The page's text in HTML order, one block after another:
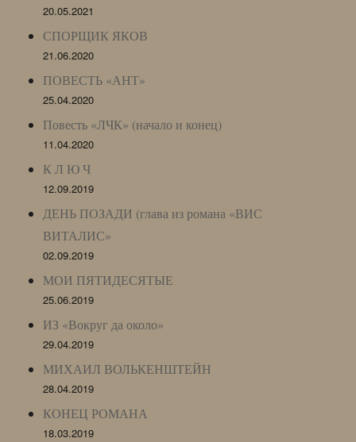
20.05.2021
СПОРЩИК ЯКОВ
21.06.2020
ПОВЕСТЬ «АНТ»
25.04.2020
Повесть «ЛЧК» (начало и конец)
11.04.2020
К Л Ю Ч
12.09.2019
ДЕНЬ ПОЗАДИ (глава из романа «ВИС
ВИТАЛИС»
02.09.2019
МОИ ПЯТИДЕСЯТЫЕ
25.06.2019
ИЗ «Вокруг да около»
29.04.2019
МИХАИЛ ВОЛЬКЕНШТЕЙН
28.04.2019
КОНЕЦ РОМАНА
18.03.2019